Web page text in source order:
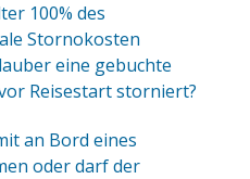
100% des
Stornokosten
eine gebuchte
Reisestart storniert?
an Bord eines
oder darf der